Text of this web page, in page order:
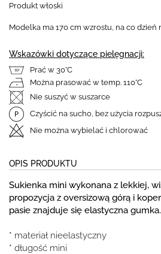
Produkt włoski
Modelka ma 170 cm wzrostu, na co dzień
Wskazówki dotyczące pielęgnacji:
Prać w 30°C
Można prasować w temp. 110°C
Nie suszyć w suszarce
Czyścić na sucho, bez użycia
Nie można wybielać i chlorować
OPIS PRODUKTU
Sukienka mini wykonana z lekkiej,
propozycja z oversizową górą i
pasie znajduje się elastyczna gumka.
* materiał nieelastyczny
* długość mini